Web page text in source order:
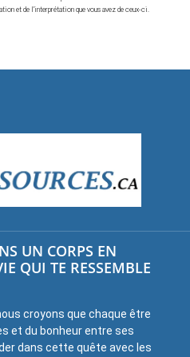
et de l’interprétation que vous avez de ceux-ci.
UN CORPS EN
QUI TE RESSEMBLE
croyons que chaque être
et du bonheur entre ses
dans cette quête avec les